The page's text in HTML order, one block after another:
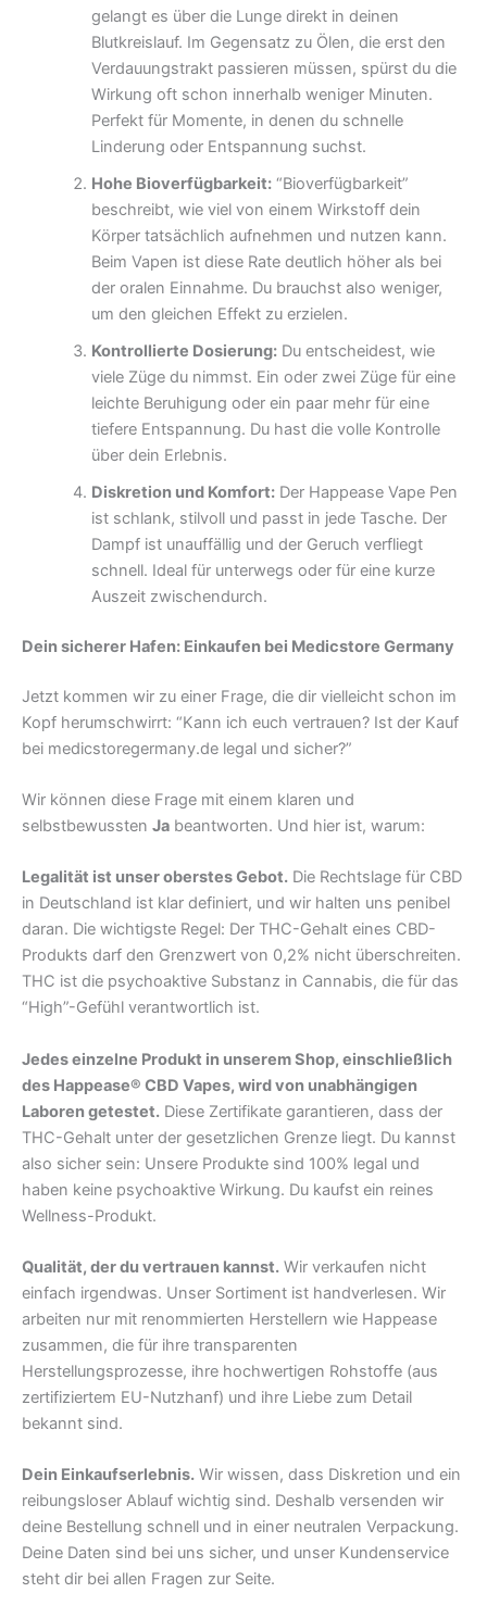
gelangt es über die Lunge direkt in deinen
Blutkreislauf. Im Gegensatz zu Ölen, die erst den
Verdauungstrakt passieren müssen, spürst du die
Wirkung oft schon innerhalb weniger Minuten.
Perfekt für Momente, in denen du schnelle
Linderung oder Entspannung suchst.
Hohe Bioverfügbarkeit:“Bioverfügbarkeit”
beschreibt, wie viel von einem Wirkstoff dein
Körper tatsächlich aufnehmen und nutzen kann.
Beim Vapen ist diese Rate deutlich höher als bei
der oralen Einnahme. Du brauchst also weniger,
um den gleichen Effekt zu erzielen.
Kontrollierte Dosierung:Du entscheidest, wie
viele Züge du nimmst. Ein oder zwei Züge für eine
leichte Beruhigung oder ein paar mehr für eine
tiefere Entspannung. Du hast die volle Kontrolle
über dein Erlebnis.
Diskretion und Komfort:Der Happease Vape Pen
ist schlank, stilvoll und passt in jede Tasche. Der
Dampf ist unauffällig und der Geruch verfliegt
schnell. Ideal für unterwegs oder für eine kurze
Auszeit zwischendurch.
Dein sicherer Hafen: Einkaufen bei Medicstore Germany
Jetzt kommen wir zu einer Frage, die dir vielleicht schon im
Kopf herumschwirrt: “Kann ich euch vertrauen? Ist der Kauf
bei medicstoregermany.de legal und sicher?”
Wir können diese Frage mit einem klaren und
selbstbewussten Ja beantworten. Und hier ist, warum:
Legalität ist unser oberstes Gebot. Die Rechtslage für CBD
in Deutschland ist klar definiert, und wir halten uns penibel
daran. Die wichtigste Regel: Der THC-Gehalt eines CBD-
Produkts darf den Grenzwert von 0,2% nicht überschreiten.
THC ist die psychoaktive Substanz in Cannabis, die für das
“High”-Gefühl verantwortlich ist.
Jedes einzelne Produkt in unserem Shop, einschließlich
des Happease® CBD Vapes, wird von unabhängigen
Laboren getestet. Diese Zertifikate garantieren, dass der
THC-Gehalt unter der gesetzlichen Grenze liegt. Du kannst
also sicher sein: Unsere Produkte sind 100% legal und
haben keine psychoaktive Wirkung. Du kaufst ein reines
Wellness-Produkt.
Qualität, der du vertrauen kannst. Wir verkaufen nicht
einfach irgendwas. Unser Sortiment ist handverlesen. Wir
arbeiten nur mit renommierten Herstellern wie Happease
zusammen, die für ihre transparenten
Herstellungsprozesse, ihre hochwertigen Rohstoffe (aus
zertifiziertem EU-Nutzhanf) und ihre Liebe zum Detail
bekannt sind.
Dein Einkaufserlebnis. Wir wissen, dass Diskretion und ein
reibungsloser Ablauf wichtig sind. Deshalb versenden wir
deine Bestellung schnell und in einer neutralen Verpackung.
Deine Daten sind bei uns sicher, und unser Kundenservice
steht dir bei allen Fragen zur Seite.